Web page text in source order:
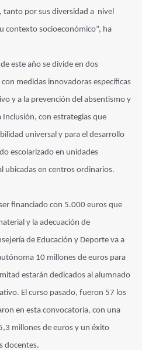
tanto por sus diversidad a nivel
contexto socioeconómico”, ha
este año se divide en dos
medidas innovadoras específicas
y a la prevención del absentismo y
con estrategias que
universal y para el desarrollo
escolarizado en unidades
ubicadas en centros ordinarios.
financiado con 5.000 euros que
y la adecuación de
de Educación y Deporte va a
10 millones de euros para
estarán dedicados al alumnado
El curso pasado, fueron 57 los
en esta convocatoria, con una
millones de euros y un éxito
docentes.